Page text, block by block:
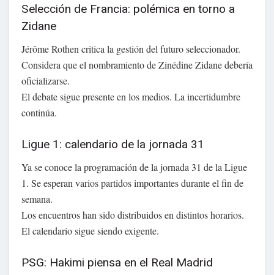
Selección de Francia: polémica en torno a
Zidane
Jérôme Rothen critica la gestión del futuro seleccionador.
Considera que el nombramiento de Zinédine Zidane debería
oficializarse.
El debate sigue presente en los medios. La incertidumbre
continúa.
Ligue 1: calendario de la jornada 31
Ya se conoce la programación de la jornada 31 de la Ligue
1. Se esperan varios partidos importantes durante el fin de
semana.
Los encuentros han sido distribuidos en distintos horarios.
El calendario sigue siendo exigente.
PSG: Hakimi piensa en el Real Madrid